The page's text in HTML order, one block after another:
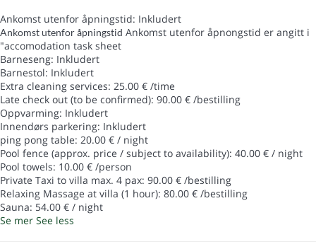
Ankomst utenfor åpningstid: Inkludert
Ankomst utenfor åpningstid Ankomst utenfor åpnongstid er angitt i
"accomodation task sheet
Barneseng: Inkludert
Barnestol: Inkludert
Extra cleaning services: 25.00 € /time
Late check out (to be confirmed): 90.00 € /bestilling
Oppvarming: Inkludert
Innendørs parkering: Inkludert
ping pong table: 20.00 € / night
Pool fence (approx. price / subject to availability): 40.00 € / night
Pool towels: 10.00 € /person
Private Taxi to villa max. 4 pax: 90.00 € /bestilling
Relaxing Massage at villa (1 hour): 80.00 € /bestilling
Sauna: 54.00 € / night
Se mer See less